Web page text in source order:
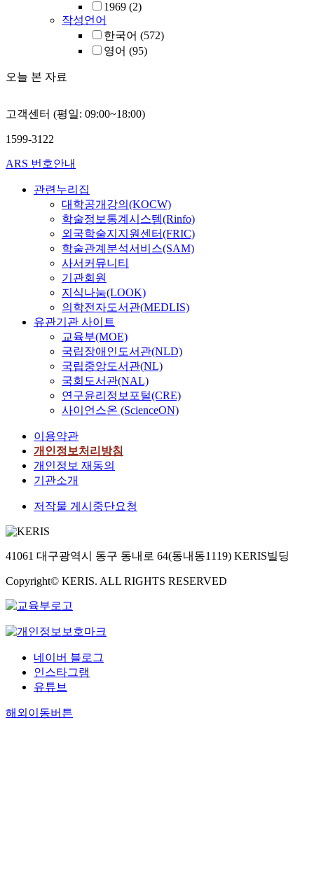
1969 (2)
작성언어
한국어 (572)
영어 (95)
오늘 본 자료
고객센터 (평일: 09:00~18:00)
1599-3122
ARS 번호안내
관련누리집
대학공개강의(KOCW)
학술정보통계시스템(Rinfo)
외국학술지지원센터(FRIC)
학술관계분석서비스(SAM)
사서커뮤니티
기관회원
지식나눔(LOOK)
의학전자도서관(MEDLIS)
유관기관 사이트
교육부(MOE)
국립장애인도서관(NLD)
국립중앙도서관(NL)
국회도서관(NAL)
연구윤리정보포털(CRE)
사이언스온 (ScienceON)
이용약관
개인정보처리방침
개인정보 재동의
기관소개
저작물 게시중단요청
41061 대구광역시 동구 동내로 64(동내동1119) KERIS빌딩
Copyright© KERIS. ALL RIGHTS RESERVED
네이버 블로그
인스타그램
유튜브
해외이동버튼